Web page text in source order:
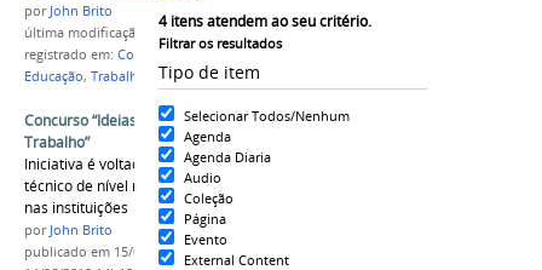
4itens atendem ao seu critério.
Filtrar os resultados
Tipo de item
Selecionar Todos/Nenhum
Agenda
Agenda Diaria
Audio
Coleção
Página
Evento
External Content
por John Brito
última modificação
em 15/05/2018 15h11
registrado em: Concurso,Ideias Inovadoras
Educação, Trabalho CPLP
Concurso “Ideias Inovadoras em Educação e
Trabalho”
Iniciativa é voltada a estudantes do ensino
técnico de nível médio e a professores atuantes
nas instituições
por John Brito
publicado em 15/03/2018 última modificação